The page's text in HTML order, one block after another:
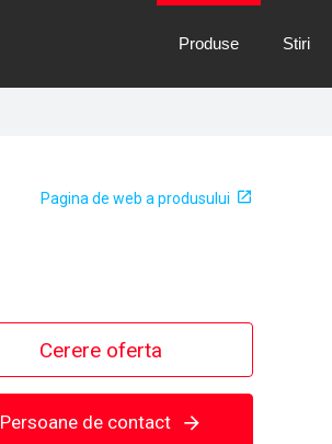
Produse Stiri
Pagina de web a produsului
Cerere oferta
Persoane de contact